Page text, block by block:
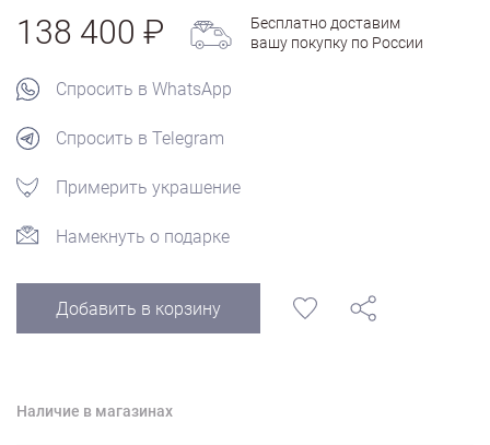
138 400
Бесплатно доставим
вашу покупку по России
Спросить в WhatsApp
Спросить в Telegram
Примерить украшение
Намекнуть о подарке
Добавить в корзину
Наличие в магазинах